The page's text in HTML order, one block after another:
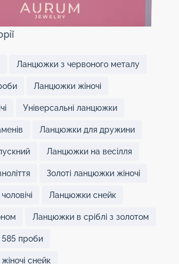
Ланцюжки з червоного металу
Ланцюжки жіночі
Універсальні ланцюжки
Ланцюжки для дружини
Ланцюжки на весілля
Золоті ланцюжки жіночі
Ланцюжки снейк
Ланцюжки в сріблі з золотом
585 проби
снейк